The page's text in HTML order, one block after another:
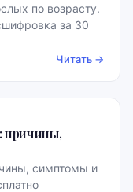
по возрасту.
за 30
Читать →
причины,
симптомы и